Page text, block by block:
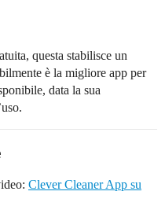
questa stabilisce un
è la migliore app per
data la sua
Clever Cleaner App su